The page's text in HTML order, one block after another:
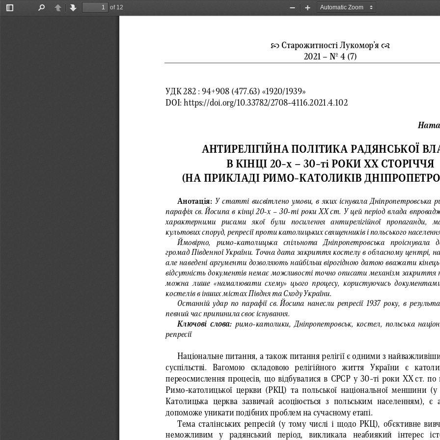
Toggle
PreviousNext
of 12
Zoom
Zoom

  Старожитності
Лукомор’я 
202 1 – No  4  (7)
УДК   282  : 94+908
(477.63) «1920/1939»
DOI:    https   :// doi  .org /10.33782/2708-
4116.2021.4.102
АНТИРЕЛІГІЙНА ПОЛІТИКА РАДЯНСЬКОЇ
В КІНЦІ 20-х – 30 -ті РОКИ ХХ СТОРІЧЧЯ
(НА ПРИКЛАДІ РИМО-КАТОЛИКІВ ДНІПРОПЕТР
Анотація: У статті висвітлено умови, в яких існувала Дніпропетровська
парафія св. Йосипа в кінці 20-х  – 30 -ті роки ХХ ст.  У цей період влада
характерними  рисами  якої  були  посилення  антирелігійної  пропаганди,
культових споруд, репресії проти католицьких священників і польського
Ймовірно,  римо-католицька  спільнота  Дніпропетровська  проіснувала
громад Південної України. Точна дата закриття костелу в обласному центрі,
але наведені аргументи дозволяють найбільш вірогідною датою вважати кінець
відсутність документів немає можливості точно описати механізм закриття
можна лише «намалювати схему» цього процесу, користуючись документами
костелів в інших містах Півдня та  Сходу України.
Останній удар по парафії св. Йосипа нанесли репресії 1937 року, в
певний час припинила своє існування.
Ключові слова: римо  -католики, Дніпропетровськ, костел, польська
репресії
Національне питання, а також питання релігії є одними з
суспільстві.  Вагомою  складовою  релігійного  життя  України  є
переосмислення процесів, що відбувалися в СРСР у 30-ті роки ХХ ст . по
Римо  -католицької церкви     (РКЦ)
  та   польської
національної  меншини  (у
Католицька церква  зазвичай  асоціюється  з  польським  населенням),  є
допоможе уникати подібних проблем на сучасному етапі.
Тема сталінських репресій (у тому числі і щодо РКЦ), об’єктивне
неможливим у  радянський  період,  викликала  неабиякий  інтерес